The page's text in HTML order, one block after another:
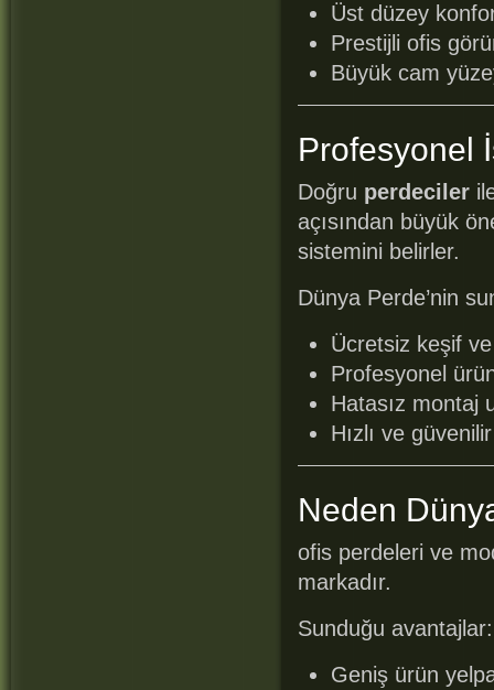
Üst düzey
Prestijli ofis
Büyük cam
Profesyonel
Doğru perdeciler
açısından büyük
sistemini belirler.
Dünya Perde’nin
Ücretsiz keşif
Profesyonel
Hatasız montaj
Hızlı ve
Neden
ofis perdeleri ve
markadır.
Sunduğu avantajlar:
Geniş ürün